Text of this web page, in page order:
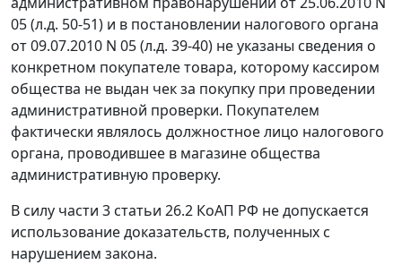
05 (л.д. 50-51) и в постановлении налогового органа
от 09.07.2010 N 05 (л.д. 39-40) не указаны сведения о
конкретном покупателе товара, которому кассиром
общества не выдан чек за покупку при проведении
административной проверки. Покупателем
фактически являлось должностное лицо налогового
органа, проводившее в магазине общества
административную проверку.
В силу части 3 статьи 26.2 КоАП РФ не допускается
использование доказательств, полученных с
нарушением закона.